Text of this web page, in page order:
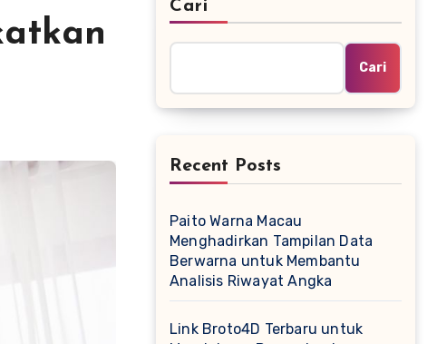
Cari
Cari
Recent Posts
Paito Warna Macau
Menghadirkan Tampilan Data
Berwarna untuk Membantu
Analisis Riwayat Angka
Link Broto4D Terbaru untuk